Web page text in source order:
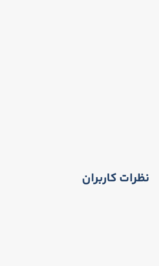
نظرات کاربران